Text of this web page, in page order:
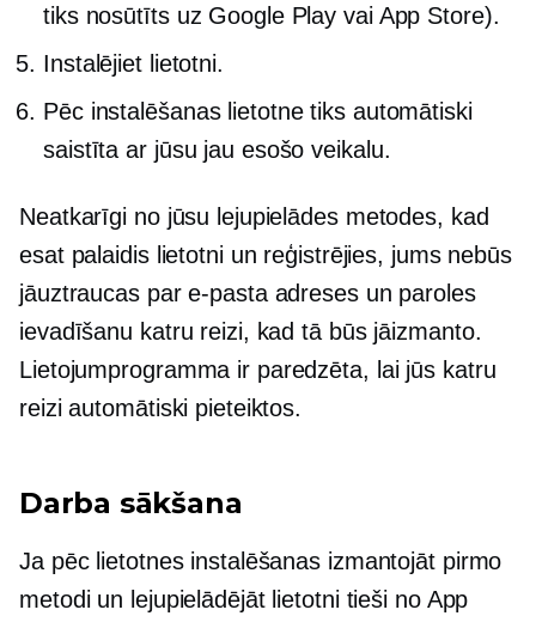
tiks nosūtīts uz Google Play vai App Store).
Instalējiet lietotni.
Pēc instalēšanas lietotne tiks automātiski
saistīta ar jūsu jau esošo veikalu.
Neatkarīgi no jūsu lejupielādes metodes, kad
esat palaidis lietotni un reģistrējies, jums nebūs
jāuztraucas par e-pasta adreses un paroles
ievadīšanu katru reizi, kad tā būs jāizmanto.
Lietojumprogramma ir paredzēta, lai jūs katru
reizi automātiski pieteiktos.
Darba sākšana
Ja pēc lietotnes instalēšanas izmantojāt pirmo
metodi un lejupielādējāt lietotni tieši no App